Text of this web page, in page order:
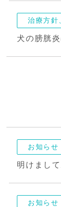
治療方針
お知らせ
お知らせ